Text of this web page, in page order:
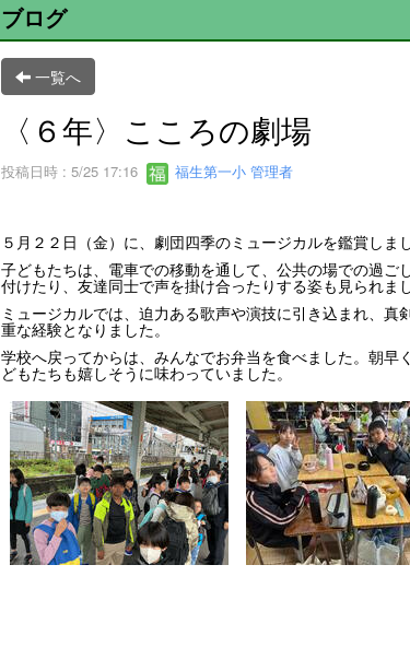
ブログ
一覧へ
〈６年〉こころの劇場
投稿日時 : 5/25 17:16 福生第一小 管理者
５月２２日（金）に、劇団四季のミュージカルを鑑賞しまし
子どもたちは、電車での移動を通して、公共の場での過
付けたり、友達同士で声を掛け合ったりする姿も見られま
ミュージカルでは、迫力ある歌声や演技に引き込まれ、
重な経験となりました。
学校へ戻ってからは、みんなでお弁当を食べました。朝
どもたちも嬉しそうに味わっていました。